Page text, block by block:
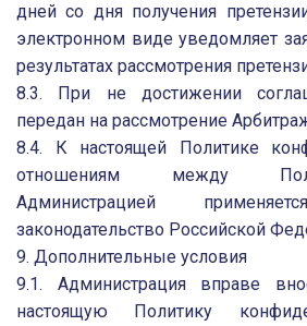
дней со дня получения
электронном виде уведомляет
результатах рассмотрения
8.3. При не достижении
передан на рассмотрение
8.4. К настоящей Политике
отношениям между
Администрацией
законодательство Российской
9. Дополнительные условия
9.1. Администрация вправе
настоящую Политику